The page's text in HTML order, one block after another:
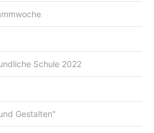
Schule 2022
Gestalten"